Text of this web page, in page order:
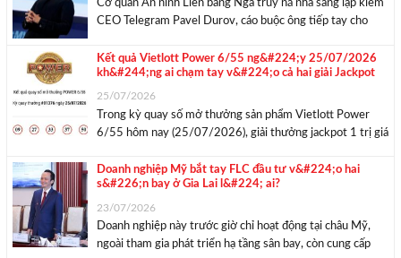
Cơ quan An ninh Liên bang Nga truy nã nhà sáng lập kiêm
CEO Telegram Pavel Durov, cáo buộc ông tiếp tay cho
quan An ninh Liên bang Nga (FSB) ngày 29/7 thông báo ...
Kết quả Vietlott Power 6/55 ng&#224;y 25/07/2026
kh&#244;ng ai chạm tay v&#224;o cả hai giải Jackpot
25/07/2026
Trong kỳ quay số mở thưởng sản phẩm Vietlott Power
6/55 hôm nay (25/07/2026), giải thưởng jackpot 1 trị giá
chủ. Kết quả Vietlott Power 6/55 ngày 25/07/2026
Công ty xổ số ...
Doanh nghiệp Mỹ bắt tay FLC đầu tư v&#224;o hai
s&#226;n bay ở Gia Lai l&#224; ai?
23/07/2026
Doanh nghiệp này trước giờ chỉ hoạt động tại châu Mỹ,
ngoài tham gia phát triển hạ tầng sân bay, còn cung cấp